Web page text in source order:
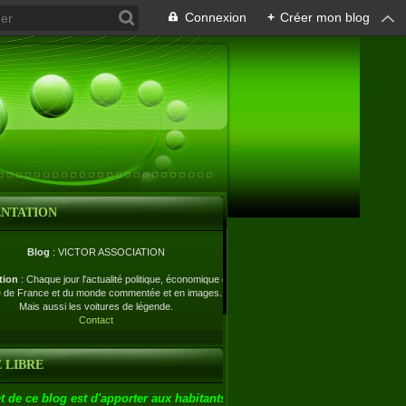
Connexion + Créer mon blog
Blog : VICTOR ASSOCIATION
: Chaque jour l'actualité politique, économique et
de France et du monde commentée et en images.
Mais aussi les voitures de légende.
Contact
LIBRE
de ce blog est d'apporter aux habitants